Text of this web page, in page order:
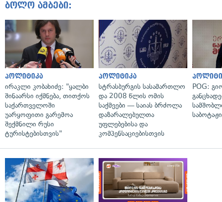
ბოლო ამბები:
პოლიტიკა
ირაკლი კობახიძე: "ყალბი
შინაარსი იქმნება, თითქოს
საქართველოში
უარყოფითი გარემოა
შექმნილი რუსი
ტურისტებისთვის"
პოლიტიკა
სტრასბურგის სასამართლო
და 2008 წლის ომის
საქმეები — საიას ბრძოლა
დაზარალებულთა
უფლებებისა და
კომპენსაციებისთვის
POG: